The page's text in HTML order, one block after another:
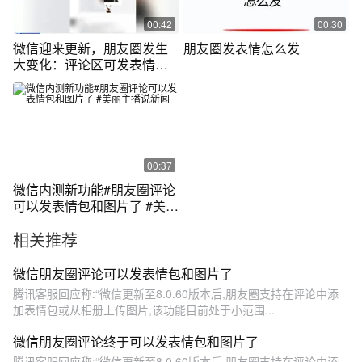
00:42
微信迎来更新，朋友圈发生
大变化：评论区可发表情包
了！
00:30
朋友圈发表情怎么发
00:37
微信内测新功能#朋友圈评论
可以发表情包和图片了 #美丽
相关推荐
微信朋友圈评论可以发表情包和图片了
腾讯客服回应称:“微信更新至8.0.60版本后,朋友圈支持在评论中添
加表情包或从相册上传图片,该功能目前处于小范围...
微信朋友圈评论终于可以发表情包和图片了